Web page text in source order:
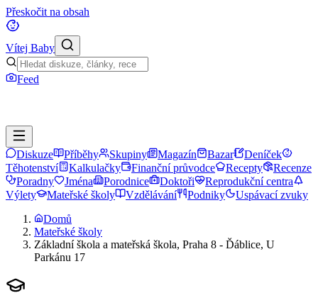
Přeskočit na obsah
Vítej Baby
Feed
Diskuze Příběhy Skupiny Magazín Bazar
Deníček
Těhotenství
Kalkulačky Finanční průvodce Recepty
Recenze
Poradny
Jména Porodnice Doktoři
Reprodukční centra
Výlety
Mateřské školy Vzdělávání Podniky
Uspávací zvuky
Domů
Mateřské školy
Základní škola a mateřská škola, Praha 8 - Ďáblice, U
Parkánu 17